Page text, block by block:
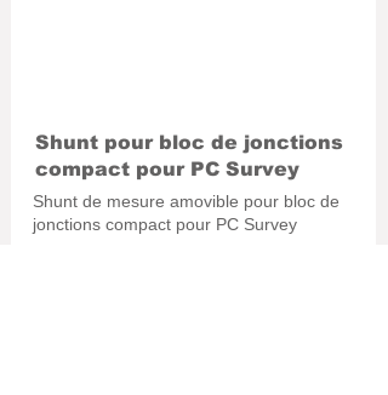
Shunt pour bloc de jonctions
compact pour PC Survey
Shunt de mesure amovible pour bloc de
jonctions compact pour PC Survey